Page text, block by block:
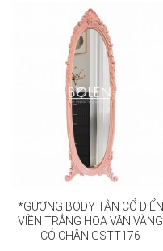
*GƯƠNG BODY TÂN CỔ ĐIỂN
VIỀN TRẮNG HOA VĂN VÀNG
CÓ CHÂN GSTT176